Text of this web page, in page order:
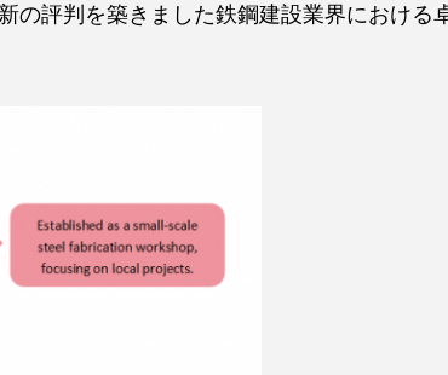
の評判を築きました鉄鋼建設業界における